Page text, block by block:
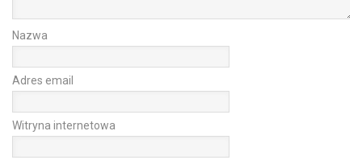
Nazwa
Adres email
Witryna internetowa